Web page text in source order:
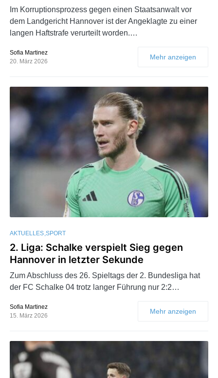
Im Korruptionsprozess gegen einen Staatsanwalt vor
dem Landgericht Hannover ist der Angeklagte zu einer
langen Haftstrafe verurteilt worden.…
Sofia Martinez
20. März 2026
Mehr anzeigen
AKTUELLES SPORT
2. Liga: Schalke verspielt Sieg gegen
Hannover in letzter Sekunde
Zum Abschluss des 26. Spieltags der 2. Bundesliga hat
der FC Schalke 04 trotz langer Führung nur 2:2…
Sofia Martinez
15. März 2026
Mehr anzeigen